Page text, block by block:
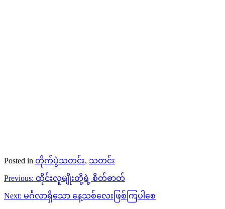
Posted in တိုက်ပွဲသတင်း, သတင်း
Post
navigation
Previous: ထိုင်းလူမျိုးတို့ရဲ့ စိတ်ဓာတ်
Next: မင်္ဂလာရှိသော နေ့သစ်လေးဖြစ်ကြပါစေ